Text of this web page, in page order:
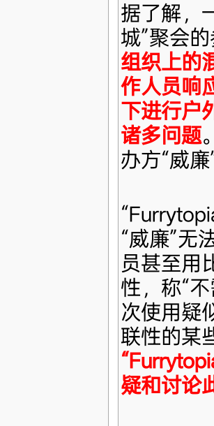
据了解，
城”聚会
组织上的
作人员响
下进行户
诸多问题
办方“威
“威廉”无
员甚至用
性，称“
次使用疑
联性的某
疑和讨论